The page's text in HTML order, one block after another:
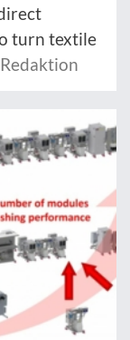
turn textile